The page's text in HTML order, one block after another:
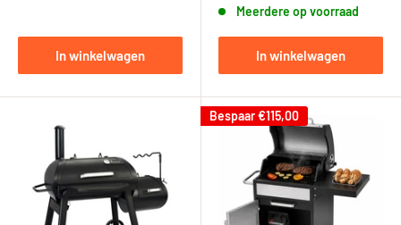
In winkelwagen
Meerdere op voorraad
In winkelwagen
Bespaar€115,00